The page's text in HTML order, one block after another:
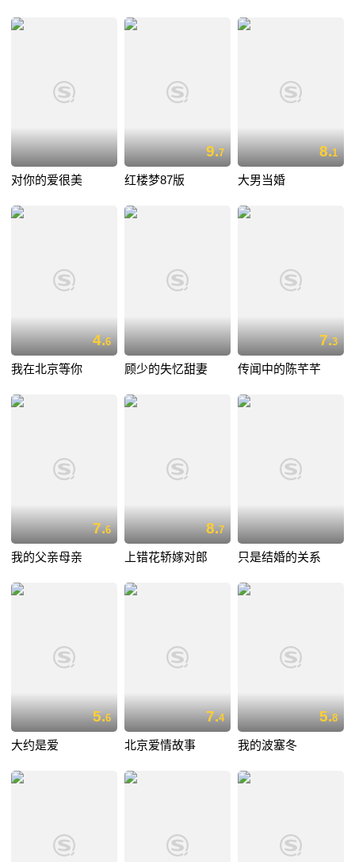
对你的爱很美
9.7
红楼梦87版
8.1
大男当婚
4.6
我在北京等你 顾少的失忆甜妻
7.3
传闻中的陈芊芊
7.6
我的父亲母亲
8.7
上错花轿嫁对郎 只是结婚的关系
5.6
大约是爱
7.4
北京爱情故事
5.8
我的波塞冬